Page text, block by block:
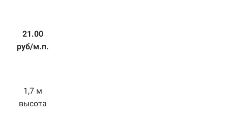
21.00
руб/м.п.
1,7 м
высота